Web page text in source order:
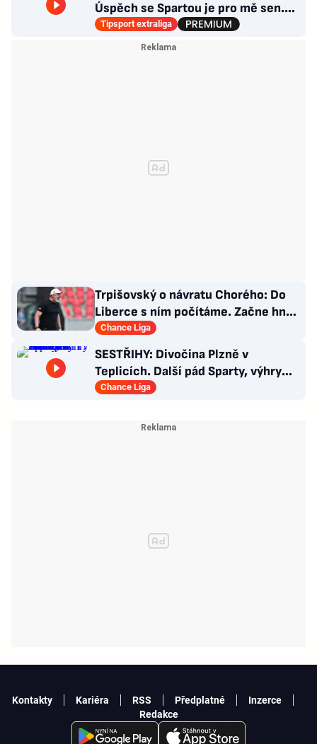
Úspěch se Spartou je pro mě sen.
Divoká léta ho stála NHL
Tipsport extraliga
Trpišovský o návratu Chorého: Do
Liberce s ním počítáme. Začne hned
od začátku?
Chance Liga
SESTŘIHY: Divočina Plzně v
Teplicích. Další pád Sparty, výhry
Slavie i Hradce s Baníkem
Chance Liga
Kontakty Kariéra RSS Předplatné
Inzerce
Redakce